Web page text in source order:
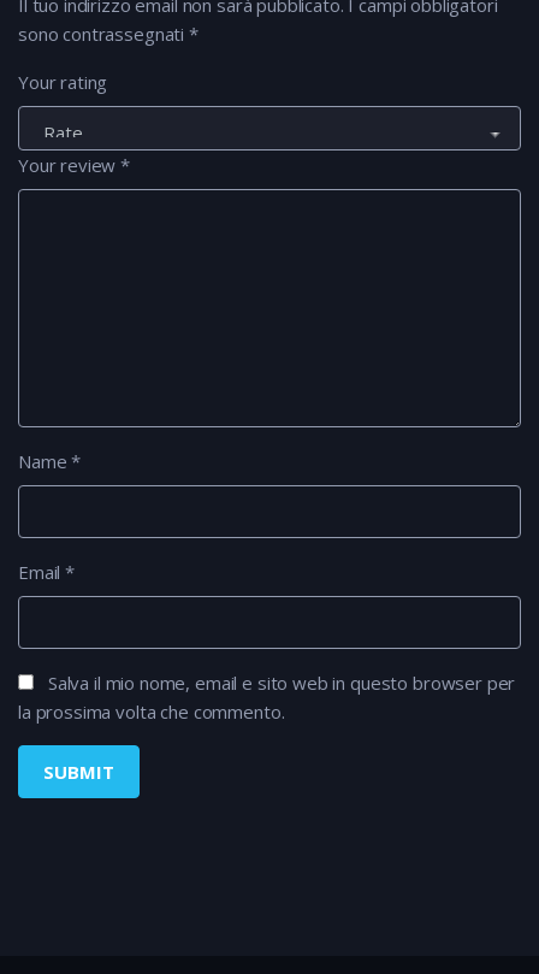
Il tuo indirizzo email non sarà pubblicato. I campi obbligatori
sono contrassegnati *
Your rating
Your review*
Name*
Email*
Salva il mio nome, email e sito web in questo browser per
la prossima volta che commento.